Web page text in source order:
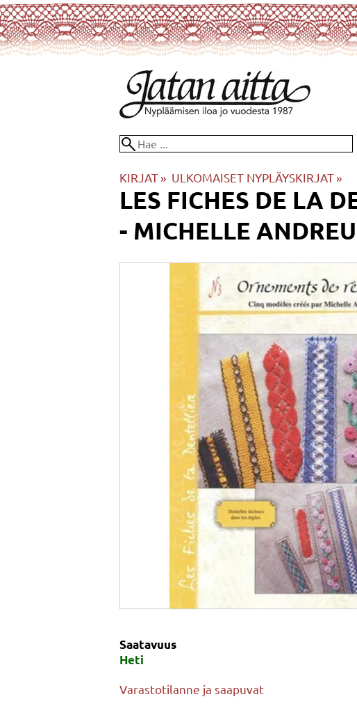
KIRJAT‪» ULKOMAISET NYPLÄYSKIRJAT ‪»
LES FICHES DE LA
- MICHELLE ANDREU
Saatavuus
Heti
Varastotilanne ja saapuvat